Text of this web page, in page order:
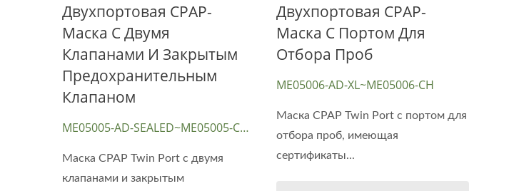
Двухпортовая CPAP-
Маска С Двумя
Клапанами И Закрытым
Предохранительным
Клапаном
ME05005-AD-SEALED~ME05005-CH-
Маска CPAP Twin Port с двумя
клапанами и закрытым
Двухпортовая CPAP-
Маска С Портом Для
Отбора Проб
ME05006-AD-XL~ME05006-CH
Маска CPAP Twin Port с портом для
отбора проб, имеющая
сертификаты...